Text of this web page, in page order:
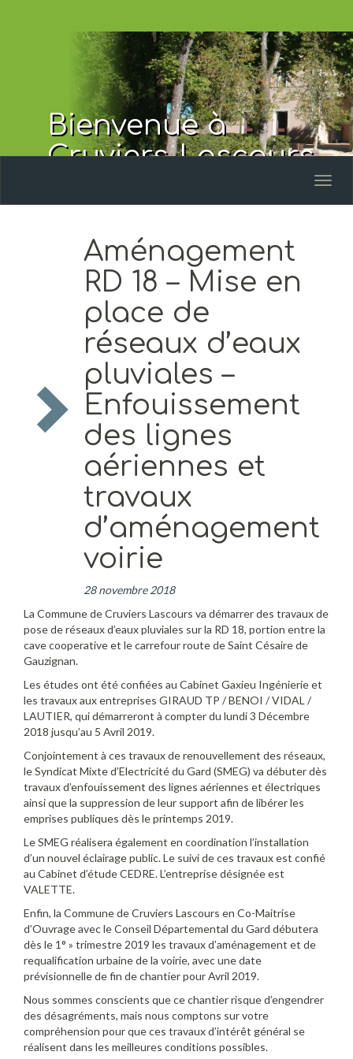
Bienvenue à
Cruviers-Lascours
Aménagement
RD 18 – Mise en
place de
réseaux d’eaux
pluviales –
Enfouissement
des lignes
aériennes et
travaux
d’aménagement
voirie
28 novembre 2018
La Commune de Cruviers Lascours va démarrer des travaux de
pose de réseaux d’eaux pluviales sur la RD 18, portion entre la
cave cooperative et le carrefour route de Saint Césaire de
Gauzignan.
Les études ont été confiées au Cabinet Gaxieu Ingénierie et
les travaux aux entreprises GIRAUD TP / BENOI / VIDAL /
LAUTIER, qui démarreront à compter du lundi 3 Décembre
2018 jusqu’au 5 Avril 2019.
Conjointement à ces travaux de renouvellement des réseaux,
le Syndicat Mixte d’Electricité du Gard (SMEG) va débuter dès
travaux d’enfouissement des lignes aériennes et électriques
ainsi que la suppression de leur support afin de libérer les
emprises publiques dès le printemps 2019.
Le SMEG réalisera également en coordination l’installation
d’un nouvel éclairage public. Le suivi de ces travaux est confié
au Cabinet d’étude CEDRE. L’entreprise désignée est
VALETTE.
Enfin, la Commune de Cruviers Lascours en Co-Maitrise
d’Ouvrage avec le Conseil Départemental du Gard débutera
dès le 1° » trimestre 2019 les travaux d’aménagement et de
requalification urbaine de la voirie, avec une date
prévisionnelle de fin de chantier pour Avril 2019.
Nous sommes conscients que ce chantier risque d’engendrer
des désagréments, mais nous comptons sur votre
compréhension pour que ces travaux d’intérêt général se
réalisent dans les meilleures conditions possibles.